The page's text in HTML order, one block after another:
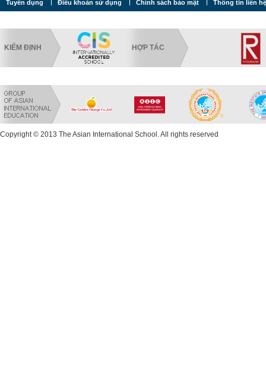
Tuyển dụng Điều khoản sử dụng Chính sách bảo mật Thông tin liên hệ
KIỂM ĐỊNH HỢP TÁC
Copyright © 2013 The Asian International School. All rights reserved